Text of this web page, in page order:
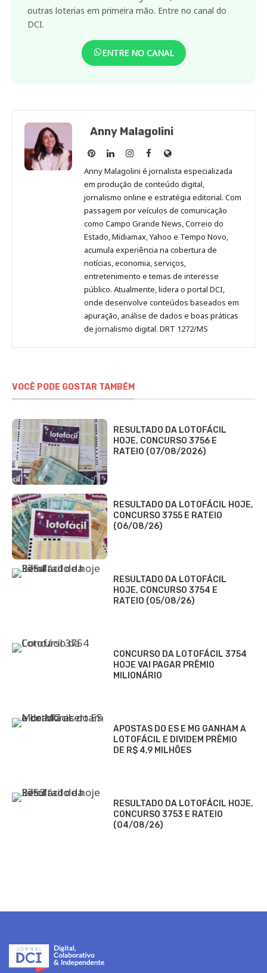
outras loterias em primeira mão. Entre no canal do
DCI.
ENTRE NO CANAL
Anny Malagolini
Anny
Malagolini
no
Pinterest
Anny
Malagolini
no
LinkedIn
Anny
Malagolini
no
Instagram
Anny
Malagolini
no
Facebook
Site
de
Anny
Malagolini
Anny Malagolini é jornalista especializada
em produção de conteúdo digital,
jornalismo online e estratégia editorial. Com
passagem por veículos de comunicação
como Campo Grande News, Correio do
Estado, Midiamax, Yahoo e Tempo Novo,
acumula experiência na cobertura de
notícias, economia, serviços,
entretenimento e temas de interesse
público. Atualmente, lidera o portal DCI,
onde desenvolve conteúdos baseados em
apuração, análise de dados e boas práticas
de jornalismo digital. DRT 1272/MS
VOCÊ PODE GOSTAR TAMBÉM
RESULTADO DA LOTOFÁCIL
HOJE, CONCURSO 3756 E
RATEIO (07/08/2026)
RESULTADO DA LOTOFÁCIL HOJE,
CONCURSO 3755 E RATEIO
(06/08/26)
RESULTADO DA LOTOFÁCIL
HOJE, CONCURSO 3754 E
RATEIO (05/08/26)
CONCURSO DA LOTOFÁCIL 3754
HOJE VAI PAGAR PRÊMIO
MILIONÁRIO
APOSTAS DO ES E MG GANHAM A
LOTOFÁCIL E DIVIDEM PRÊMIO
DE R$ 4,9 MILHÕES
RESULTADO DA LOTOFÁCIL HOJE,
CONCURSO 3753 E RATEIO
(04/08/26)